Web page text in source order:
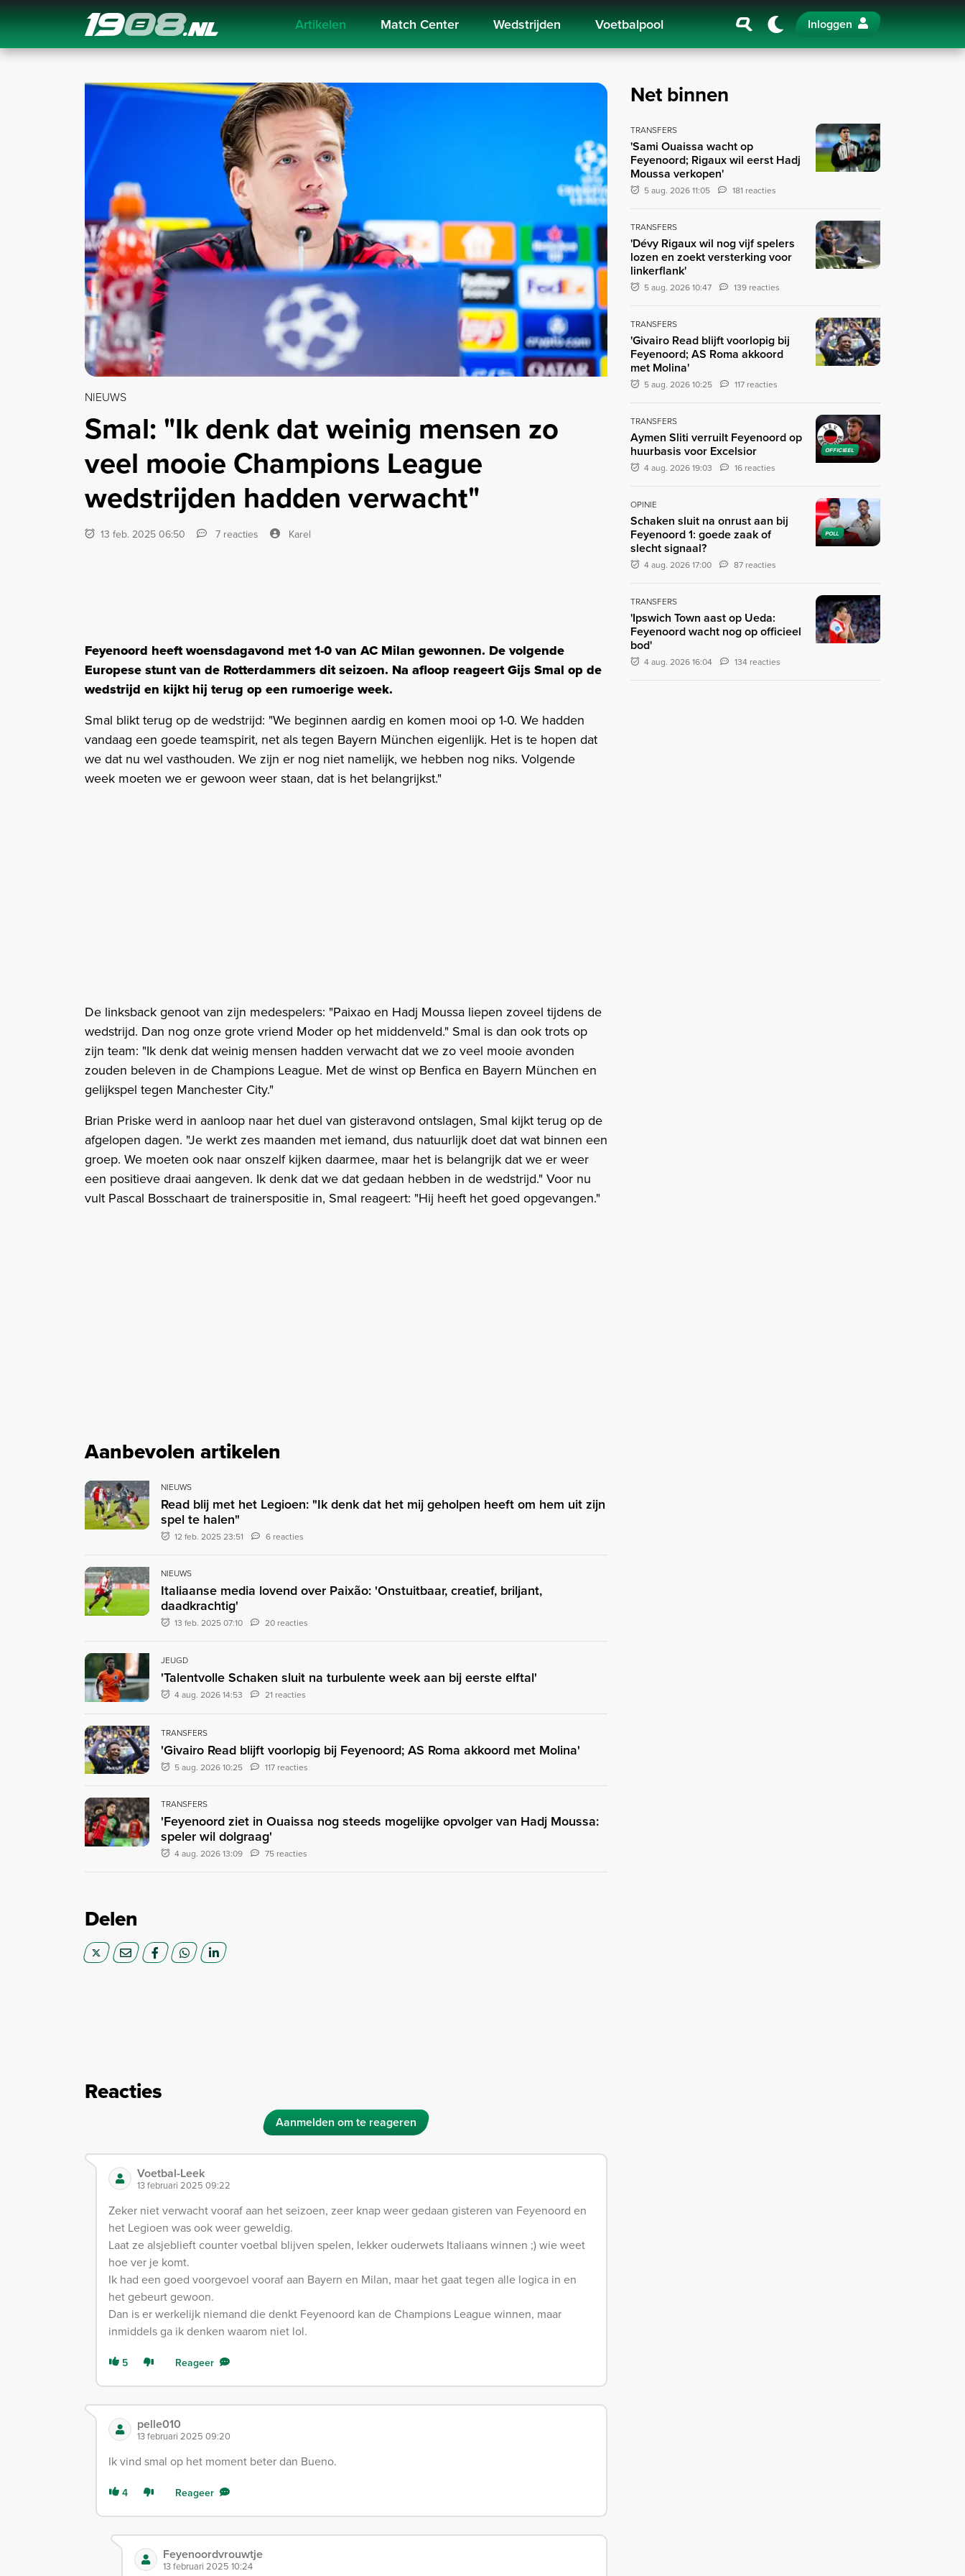
Navigation Artikelen Match Center Wedstrijden Voetbalpool Inloggen
NIEUWS
Smal: "Ik denk dat weinig mensen zo
veel mooie Champions League
wedstrijden hadden verwacht"
13 feb. 2025 06:50 7 reacties Karel
Feyenoord heeft woensdagavond met 1-0 van AC Milan gewonnen. De volgende
Europese stunt van de Rotterdammers dit seizoen. Na afloop reageert Gijs Smal op de
wedstrijd en kijkt hij terug op een rumoerige week.
Smal blikt terug op de wedstrijd: "We beginnen aardig en komen mooi op 1-0. We hadden
vandaag een goede teamspirit, net als tegen Bayern München eigenlijk. Het is te hopen dat
we dat nu wel vasthouden. We zijn er nog niet namelijk, we hebben nog niks. Volgende
week moeten we er gewoon weer staan, dat is het belangrijkst."
De linksback genoot van zijn medespelers: "Paixao en Hadj Moussa liepen zoveel tijdens de
wedstrijd. Dan nog onze grote vriend Moder op het middenveld." Smal is dan ook trots op
zijn team: "Ik denk dat weinig mensen hadden verwacht dat we zo veel mooie avonden
zouden beleven in de Champions League. Met de winst op Benfica en Bayern München en
gelijkspel tegen Manchester City."
Brian Priske werd in aanloop naar het duel van gisteravond ontslagen, Smal kijkt terug op de
afgelopen dagen. "Je werkt zes maanden met iemand, dus natuurlijk doet dat wat binnen een
groep. We moeten ook naar onszelf kijken daarmee, maar het is belangrijk dat we er weer
een positieve draai aangeven. Ik denk dat we dat gedaan hebben in de wedstrijd." Voor nu
vult Pascal Bosschaart de trainerspositie in, Smal reageert: "Hij heeft het goed opgevangen."
Aanbevolen artikelen
NIEUWS
Read blij met het Legioen: "Ik denk dat het mij geholpen heeft om hem uit zijn
spel te halen"
12 feb. 2025 23:51 6 reacties
NIEUWS
Italiaanse media lovend over Paixão: 'Onstuitbaar, creatief, briljant,
daadkrachtig'
13 feb. 2025 07:10 20 reacties
JEUGD
'Talentvolle Schaken sluit na turbulente week aan bij eerste elftal'
4 aug. 2026 14:53 21 reacties
TRANSFERS
'Givairo Read blijft voorlopig bij Feyenoord; AS Roma akkoord met Molina'
5 aug. 2026 10:25 117 reacties
TRANSFERS
'Feyenoord ziet in Ouaissa nog steeds mogelijke opvolger van Hadj Moussa:
speler wil dolgraag'
4 aug. 2026 13:09 75 reacties
Delen
Reacties
Aanmelden om te reageren
Voetbal-Leek
13 februari 2025 09:22
Zeker niet verwacht vooraf aan het seizoen, zeer knap weer gedaan gisteren van Feyenoord en
het Legioen was ook weer geweldig.
Laat ze alsjeblieft counter voetbal blijven spelen, lekker ouderwets Italiaans winnen ;) wie weet
hoe ver je komt.
Ik had een goed voorgevoel vooraf aan Bayern en Milan, maar het gaat tegen alle logica in en
het gebeurt gewoon.
Dan is er werkelijk niemand die denkt Feyenoord kan de Champions League winnen, maar
inmiddels ga ik denken waarom niet lol.
5 Reageer
pelle010
13 februari 2025 09:20
Ik vind smal op het moment beter dan Bueno.
4 Reageer
Feyenoordvrouwtje
13 februari 2025 10:24
Net binnen
TRANSFERS
'Sami Ouaissa wacht op
Feyenoord; Rigaux wil eerst Hadj
Moussa verkopen'
5 aug. 2026 11:05 181 reacties
TRANSFERS
'Dévy Rigaux wil nog vijf spelers
lozen en zoekt versterking voor
linkerflank'
5 aug. 2026 10:47 139 reacties
TRANSFERS
'Givairo Read blijft voorlopig bij
Feyenoord; AS Roma akkoord
met Molina'
5 aug. 2026 10:25 117 reacties
OFFICIEEL
TRANSFERS
Aymen Sliti verruilt Feyenoord op
huurbasis voor Excelsior
4 aug. 2026 19:03 16 reacties
POLL
OPINIE
Schaken sluit na onrust aan bij
Feyenoord 1: goede zaak of
slecht signaal?
4 aug. 2026 17:00 87 reacties
TRANSFERS
'Ipswich Town aast op Ueda:
Feyenoord wacht nog op officieel
bod'
4 aug. 2026 16:04 134 reacties